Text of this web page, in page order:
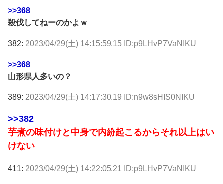
>>368
殺伐してねーのかよｗ
382: 2023/04/29(土) 14:15:59.15 ID:p9LHvP7VaNIKU
>>368
山形県人多いの？
389: 2023/04/29(土) 14:17:30.19 ID:n9w8sHIS0NIKU
>>382
芋煮の味付けと中身で内紛起こるからそれ以上はい
けない
411: 2023/04/29(土) 14:22:05.21 ID:p9LHvP7VaNIKU